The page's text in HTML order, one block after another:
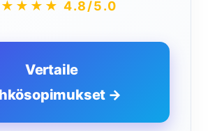
4.8/5.0
Vertaile
→